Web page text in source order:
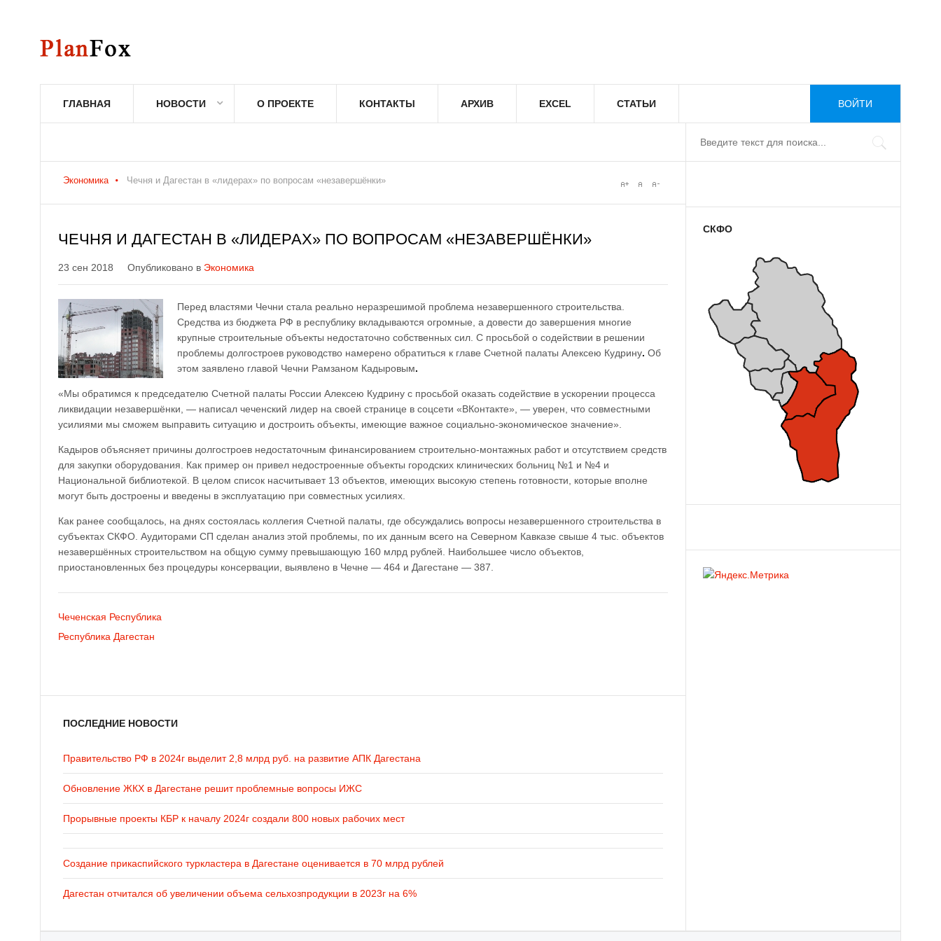
ГЛАВНАЯ НОВОСТИ О ПРОЕКТЕ КОНТАКТЫ АРХИВ EXCEL СТАТЬИ ВОЙТИ
Экономика Чечня и Дагестан в «лидерах» по вопросам «незавершёнки»
ЧЕЧНЯ И ДАГЕСТАН В «ЛИДЕРАХ» ПО ВОПРОСАМ «НЕЗАВЕРШЁНКИ»
23 сен 2018 Опубликовано в Экономика
Перед властями Чечни стала реально неразрешимой проблема незавершенного строительства.
Средства из бюджета РФ в республику вкладываются огромные, а довести до завершения многие
крупные строительные объекты недостаточно собственных сил. С просьбой о содействии в решении
проблемы долгостроев руководство намерено обратиться к главе Счетной палаты Алексею Кудрину. Об
этом заявлено главой Чечни Рамзаном Кадыровым.
«Мы обратимся к председателю Счетной палаты России Алексею Кудрину с просьбой оказать содействие в ускорении процесса
ликвидации незавершёнки, — написал чеченский лидер на своей странице в соцсети «ВКонтакте», — уверен, что совместными
усилиями мы сможем выправить ситуацию и достроить объекты, имеющие важное социально-экономическое значение».
Кадыров объясняет причины долгостроев недостаточным финансированием строительно-монтажных работ и отсутствием средств
для закупки оборудования. Как пример он привел недостроенные объекты городских клинических больниц №1 и №4 и
Национальной библиотекой. В целом список насчитывает 13 объектов, имеющих высокую степень готовности, которые вполне
могут быть достроены и введены в эксплуатацию при совместных усилиях.
Как ранее сообщалось, на днях состоялась коллегия Счетной палаты, где обсуждались вопросы незавершенного строительства в
субъектах СКФО. Аудиторами СП сделан анализ этой проблемы, по их данным всего на Северном Кавказе свыше 4 тыс. объектов
незавершённых строительством на общую сумму превышающую 160 млрд рублей. Наибольшее число объектов,
приостановленных без процедуры консервации, выявлено в Чечне — 464 и Дагестане — 387.
Чеченская Республика
Республика Дагестан
ПОСЛЕДНИЕ НОВОСТИ
Правительство РФ в 2024г выделит 2,8 млрд руб. на развитие АПК Дагестана
Обновление ЖКХ в Дагестане решит проблемные вопросы ИЖС
Прорывные проекты КБР к началу 2024г создали 800 новых рабочих мест
Создание прикаспийского туркластера в Дагестане оценивается в 70 млрд рублей
Дагестан отчитался об увеличении объема сельхозпродукции в 2023г на 6%
СКФО